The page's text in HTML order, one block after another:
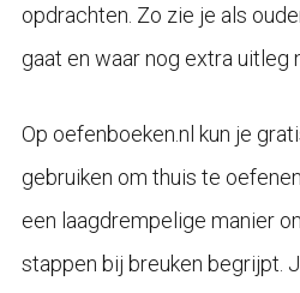
opdrachten. Zo zie je als
gaat en waar nog extra uitleg
Op oefenboeken.nl kun je
gebruiken om thuis te
een laagdrempelige manier
stappen bij breuken begrijpt.